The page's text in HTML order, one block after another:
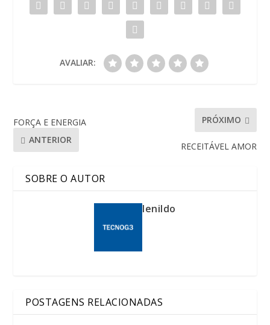
AVALIAR:
FORÇA E ENERGIA
ANTERIOR
PRÓXIMO
RECEITÁVEL AMOR
SOBRE O AUTOR
lenildo
POSTAGENS RELACIONADAS